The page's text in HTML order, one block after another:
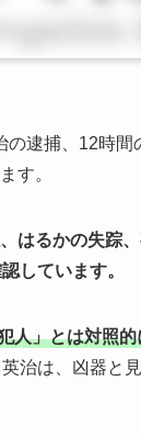
逮捕、12時
す。
はるかの失踪
しています。
人」とは対照
治は、凶器と